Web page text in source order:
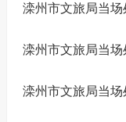
滦州市文旅局当
滦州市文旅局当
滦州市文旅局当